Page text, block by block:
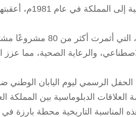
والإمبراطورة الفخرية بأول زيارة من الأسرة الإمبراطورية
وفي عام 2017م، أُطلقت مبادرة رؤية السعودية – اليابان
والرعاية الصحية، مما عزز
الرسمي ليوم اليابان الوطني
لإقامة العلاقات الدبلوماسية بين المملكة
توافق السابع من يونيو 2025م، وتمثل هذه المناسبة التاريخية محطة